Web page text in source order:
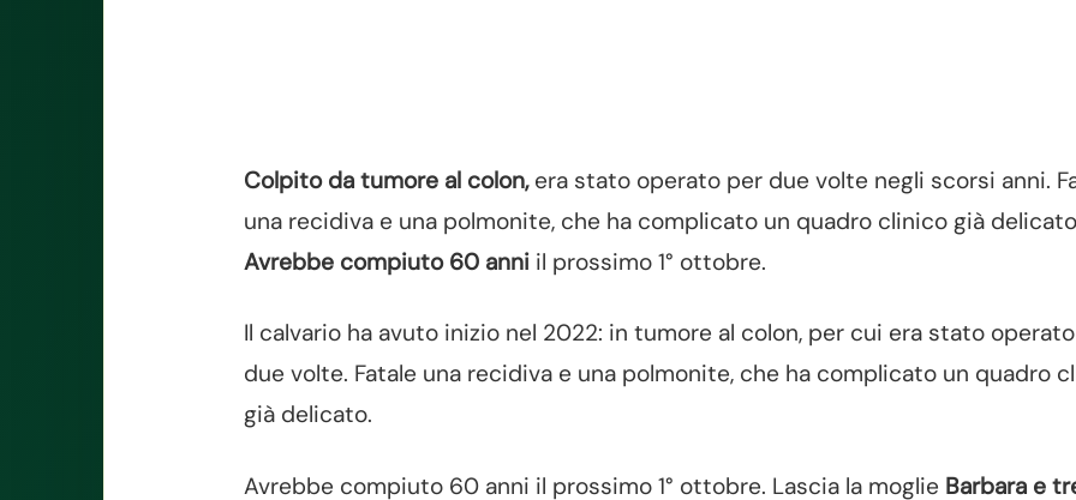
Colpito da tumore al colon,era stato operato per due volte negli scorsi anni.
una recidiva e una polmonite, che ha complicato un quadro clinico già
Avrebbe compiuto 60 anni il prossimo 1° ottobre.
Il calvario ha avuto inizio nel 2022: in tumore al colon, per cui era stato
due volte. Fatale una recidiva e una polmonite, che ha complicato un quadro
già delicato.
Avrebbe compiuto 60 anni il prossimo 1° ottobre. Lascia la moglie Barbara e